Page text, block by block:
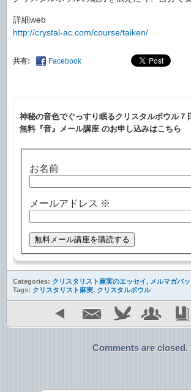
詳細web
http://crystal-ac.com/course/taiken/
共有: Facebook
神秘の音色でぐっすり眠るクリスタルボウル７
無料『音』メール講座 のお申し込みはこちら
お名前
メールアドレス ※
Categories: クリスタリスト麻実のエッセイ, メルマガバ
Tags: クリスタリスト麻実, クリスタルボウル
Comments are closed.